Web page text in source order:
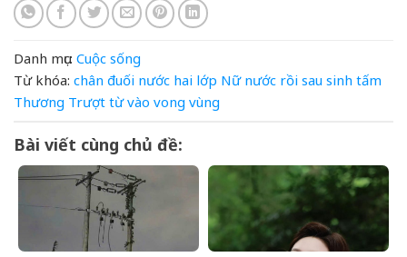
Danh mục: Cuộc sống
Từ khóa: chân đuối nước hai lớp Nữ nước rồi sau sinh tấm
Thương Trượt từ vào vong vùng
Bài viết cùng chủ đề: